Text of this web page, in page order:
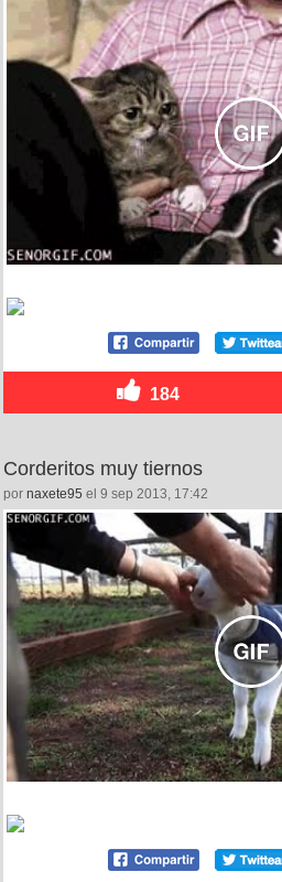
184
Corderitos muy tiernos
por naxete95 el 9 sep 2013, 17:42